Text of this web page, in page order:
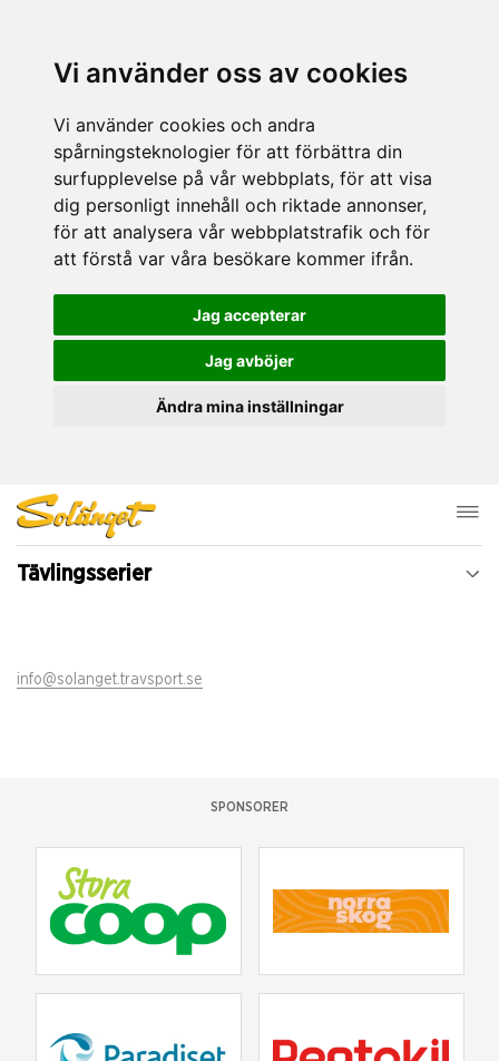
Vi använder oss av cookies
Vi använder cookies och andra
spårningsteknologier för att förbättra din
surfupplevelse på vår webbplats, för att visa
dig personligt innehåll och riktade annonser,
för att analysera vår webbplatstrafik och för
att förstå var våra besökare kommer ifrån.
Jag accepterar
Jag avböjer
Ändra mina inställningar
Tävlingsserier
info@solanget.travsport.se
SPONSORER